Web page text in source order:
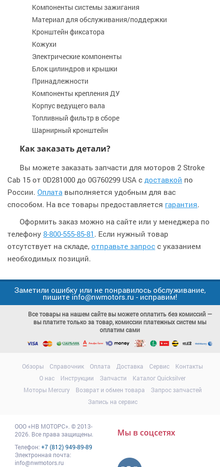
Компоненты системы зажигания
Материал для обслуживания/поддержки
Кронштейн фиксатора
Кожухи
Электрические компоненты
Блок цилиндров и крышки
Принадлежности
Компоненты крепления ДУ
Корпус ведущего вала
Топливный фильтр в сборе
Шарнирный кронштейн
Как заказать детали?
Вы можете заказать запчасти для моторов 2 Stroke
Cab 15 от 0D281000 до 0G760299 USA с доставкой по
России. Оплата выполняется удобным для вас
способом. На все товары предоставляется гарантия.
Оформить заказ можно на сайте или у менеджера по
телефону 8-800-555-85-81 . Если нужный товар
отсутствует на складе, отправьте запрос с указанием
необходимых позиций.
Заметили ошибку или не понравилось обслуживание,
пишите info@nwmotors.ru - исправим!
Все товары на нашем сайте вы можете оплатить без комиссий —
вы платите только за товар, комиссии платежных систем мы
оплатим сами
Обзоры Справочник Оплата Доставка Сервис
Контакты
О нас
Инструкции Запчасти
Каталог Quicksilver
Моторы Mercury
Возврат и обмен товара
Запрос запчастей
Запись на сервис
ООО«НВ МОТОРС» © 2013-
2026. Все права защищены.
Телефон: +7 (812) 949-89-89
Электронная почта:
info@nwmotors.ru
Мы в соцсетях